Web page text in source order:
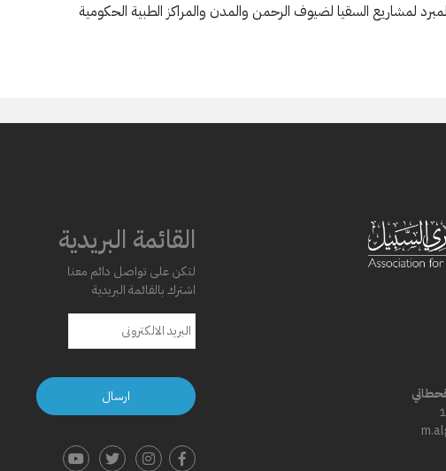
لمشاريع السقيا لضيوف الرحمن والمدن والمراكز الطبية الحكومية
القائمة البريدية
لتكن على تواصل دائم معنا
اشترك بالقائمة البريدية